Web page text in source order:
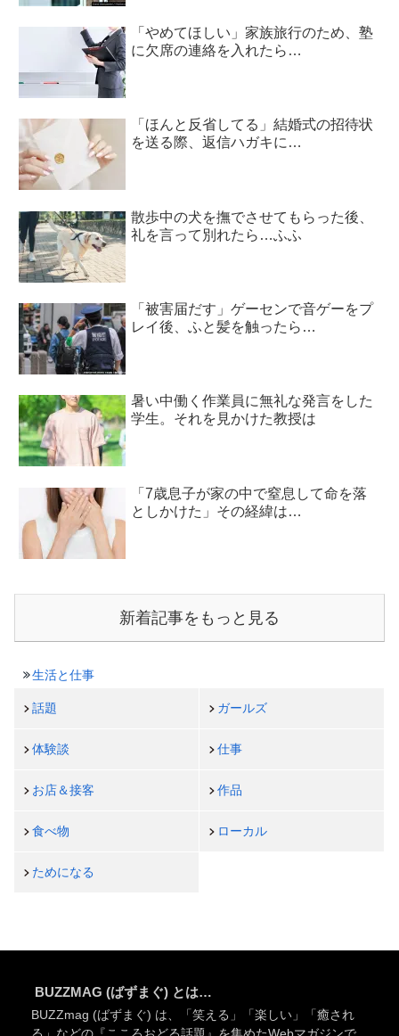
「やめてほしい」家族旅行のため、塾
に欠席の連絡を入れたら…
「ほんと反省してる」結婚式の招待状
を送る際、返信ハガキに…
散歩中の犬を撫でさせてもらった後、
礼を言って別れたら…ふふ
「被害届だす」ゲーセンで音ゲーをプ
レイ後、ふと髪を触ったら…
暑い中働く作業員に無礼な発言をした
学生。それを見かけた教授は
「7歳息子が家の中で窒息して命を落
としかけた」その経緯は…
新着記事をもっと見る
生活と仕事
話題 ガールズ
体験談 仕事
お店＆接客 作品
食べ物 ローカル
ためになる
BUZZMAG (ばずまぐ) とは…
BUZZmag (ばずまぐ) は、「笑える」「楽しい」「癒され